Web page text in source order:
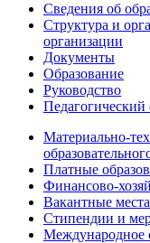
Сведения об
Структура и
организации
Документы
Образование
Руководство
Педагогический
Материально-
Платные
Финансово-
Вакантные
Стипендии и
Международное